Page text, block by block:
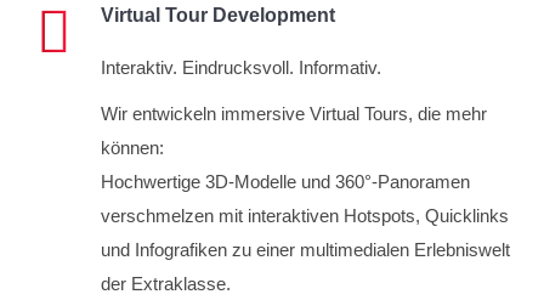
Virtual Tour Development
Interaktiv. Eindrucksvoll. Informativ.
Wir entwickeln immersive Virtual Tours, die mehr
können:
Hochwertige 3D-Modelle und 360°-Panoramen
verschmelzen mit interaktiven Hotspots, Quicklinks
und Infografiken zu einer multimedialen Erlebniswelt
der Extraklasse.